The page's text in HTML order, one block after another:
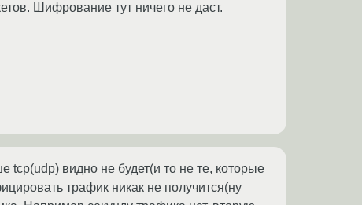
Шифрование тут ничего не даст.
tcp(udp) видно не будет(и то не те, которые
трафик никак не получится(ну